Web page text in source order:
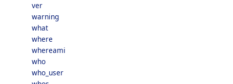
ver
warning
what
where
whereami
who
who_user